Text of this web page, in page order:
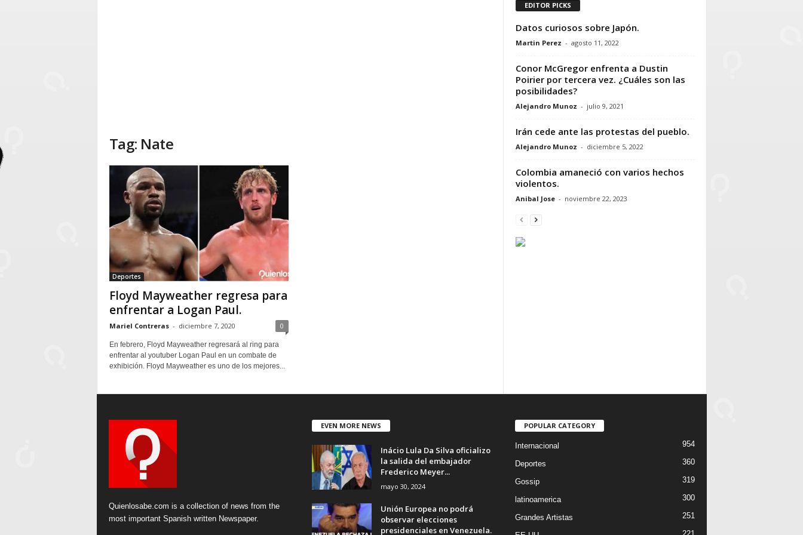
Tag: Nate
Deportes
Floyd Mayweather regresa para
enfrentar a Logan Paul.
Mariel Contreras - diciembre 7, 2020 0
En febrero, Floyd Mayweather regresará al ring para
enfrentar al youtuber Logan Paul en un combate de
exhibición. Floyd Mayweather es uno de los mejores...
EDITOR PICKS
Datos curiosos sobre Japón.
Martin Perez - agosto 11, 2022
Conor McGregor enfrenta a Dustin
Poirier por tercera vez. ¿Cuáles son las
posibilidades?
Alejandro Munoz - julio 9, 2021
Irán cede ante las protestas del pueblo.
Alejandro Munoz - diciembre 5, 2022
Colombia amaneció con varios hechos
violentos.
Anibal Jose - noviembre 22, 2023
Quienlosabe.com is a collection of news from the
most important Spanish written Newspaper.
EVEN MORE NEWS
Inácio Lula Da Silva oficializo
la salida del embajador
Frederico Meyer...
mayo 30, 2024
Unión Europea no podrá
observar elecciones
presidenciales en Venezuela.
POPULAR CATEGORY
Internacional 954
Deportes 360
Gossip 319
latinoamerica 300
Grandes Artistas 251